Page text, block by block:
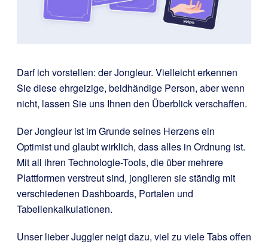
Darf ich vorstellen: der Jongleur. Vielleicht erkennen
Sie diese ehrgeizige, beidhändige Person, aber wenn
nicht, lassen Sie uns Ihnen den Überblick verschaffen.
Der Jongleur ist im Grunde seines Herzens ein
Optimist und glaubt wirklich, dass alles in Ordnung ist.
Mit all ihren Technologie-Tools, die über mehrere
Plattformen verstreut sind, jonglieren sie ständig mit
verschiedenen Dashboards, Portalen und
Tabellenkalkulationen.
Unser lieber Juggler neigt dazu, viel zu viele Tabs offen